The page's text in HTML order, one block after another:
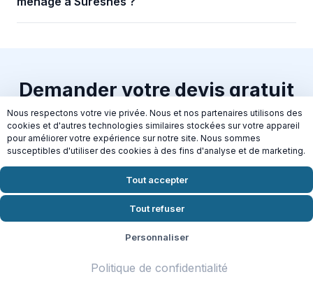
Demander votre devis gratuit
Prêt à reprendre du temps pour vous ? Contactez
Domiceo dès aujourd'hui pour un devis gratuit et
sans engagement à Suresnes.
Demander mon devis en 2 min
Crédit d'impôt 50% | Disponible
Nous respectons votre vie privée. Nous et nos partenaires utilisons des
cookies et d'autres technologies similaires stockées sur votre appareil
pour améliorer votre expérience sur notre site. Nous sommes
susceptibles d'utiliser des cookies à des fins d'analyse et de marketing.
Tout accepter
Tout refuser
Personnaliser
Politique de confidentialité